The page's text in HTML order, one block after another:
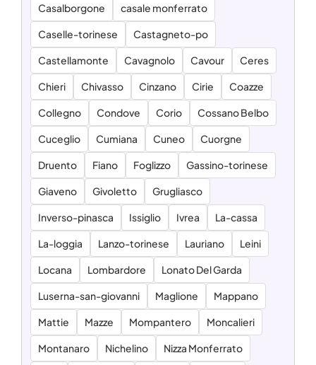
Casalborgone casale monferrato
Caselle-torinese Castagneto-po
Castellamonte Cavagnolo Cavour Ceres
Chieri Chivasso Cinzano Cirie Coazze
Collegno Condove Corio Cossano Belbo
Cuceglio Cumiana Cuneo Cuorgne
Druento Fiano Foglizzo Gassino-torinese
Giaveno Givoletto Grugliasco
Inverso-pinasca Issiglio Ivrea La-cassa
La-loggia Lanzo-torinese Lauriano Leini
Locana Lombardore Lonato Del Garda
Luserna-san-giovanni Maglione Mappano
Mattie Mazze Mompantero Moncalieri
Montanaro Nichelino Nizza Monferrato